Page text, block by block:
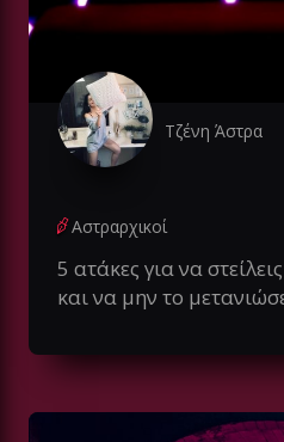
Τζένη Άστρα
Αστραρχικοί
5 ατάκες για να
και να μην το